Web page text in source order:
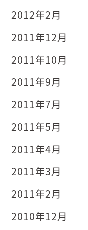
2012年2月
2011年12月
2011年10月
2011年9月
2011年7月
2011年5月
2011年4月
2011年3月
2011年2月
2010年12月